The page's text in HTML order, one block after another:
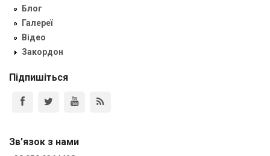
Блог
Галереї
Відео
Закордон
Підпишіться
Зв'язок з нами